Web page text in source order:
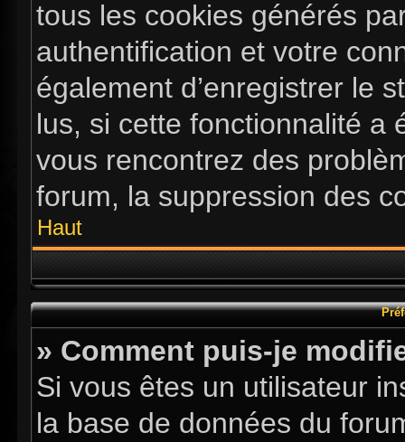
tous les cookies générés
authentification et votre
également d’enregistrer le
lus, si cette fonctionnalité a
vous rencontrez des
forum, la suppression des
Haut
» Comment puis-je
Si vous êtes un utilisateur
la base de données du